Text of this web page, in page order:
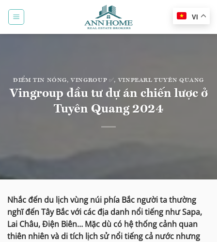
qua
VI
ĐIỂM TIN NÓNG,VINGROUP ✅,VINPEARL TUYÊN QUANG
Vingroup đầu tư dự án chiến lược ở
Tuyên Quang 2024
Nhắc đến du lịch vùng núi phía Bắc người ta thường
nghĩ đến Tây Bắc với các địa danh nổi tiếng như Sapa,
Lai Châu, Điện Biên… Mặc dù có hệ thống cảnh quan
thiên nhiên và di tích lịch sử nổi tiếng cả nước nhưng